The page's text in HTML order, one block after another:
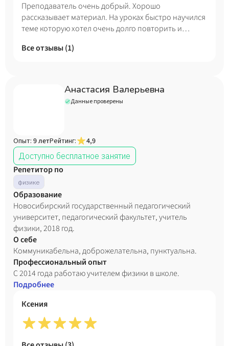
Преподаватель очень добрый. Хорошо
рассказывает материал. На уроках быстро научился
теме которую хотел очень долго повторить и
Все отзывы (1)
Анастасия Валерьевна
Данные проверены
Опыт: 9 летРейтинг:
4,9
Доступно бесплатное занятие
Репетитор по
физике
Образование
Новосибирский государственный педагогический
университет, педагогический факультет, учитель
физики, 2018 год.
О себе
Коммуникабельна, доброжелательна, пунктуальна.
Профессиональный опыт
С 2014 года работаю учителем физики в школе.
Подробнее
Ксения